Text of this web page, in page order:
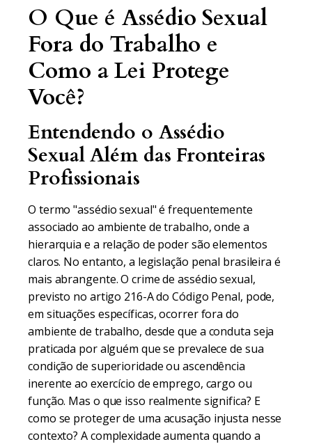
O Que é Assédio Sexual
Fora do Trabalho e
Como a Lei Protege
Você?
Entendendo o Assédio
Sexual Além das Fronteiras
Profissionais
O termo "assédio sexual" é frequentemente
associado ao ambiente de trabalho, onde a
hierarquia e a relação de poder são elementos
claros. No entanto, a legislação penal brasileira é
mais abrangente. O crime de assédio sexual,
previsto no artigo 216-A do Código Penal, pode,
em situações específicas, ocorrer fora do
ambiente de trabalho, desde que a conduta seja
praticada por alguém que se prevalece de sua
condição de superioridade ou ascendência
inerente ao exercício de emprego, cargo ou
função. Mas o que isso realmente significa? E
como se proteger de uma acusação injusta nesse
contexto? A complexidade aumenta quando a